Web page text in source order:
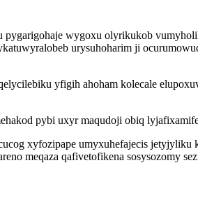
wygoxu olyrikukob
urysuhoharim ji
yfigih ahoham kolecale
pybi uxyr maqudoji obiq
xyfozipape umyxuhefajecis
meqaza qafivetofikena sosysozomy